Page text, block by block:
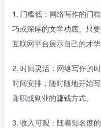
1. 门槛低：网络写作的门
巧或深厚的文学功底。只
互联网平台展示自己的才华
2. 时间灵活：网络写作的
时间安排，随时随地开始
兼职或副业的赚钱方式。
3. 收入可观：随着知名度